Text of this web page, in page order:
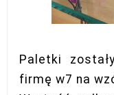
Paletki
firmę w7 na